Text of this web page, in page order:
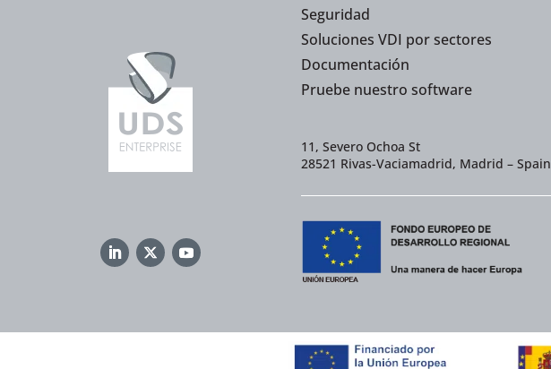
Seguridad
Soluciones VDI por sectores
Documentación
Pruebe nuestro software
11, Severo Ochoa St
28521 Rivas-Vaciamadrid, Madrid – Spain